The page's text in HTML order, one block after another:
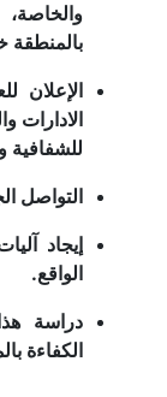
بالمنطقة
الإعلان
الادارات
للشفافية
التواصل
إيجاد
الواقع.
دراسة
الكفاءة